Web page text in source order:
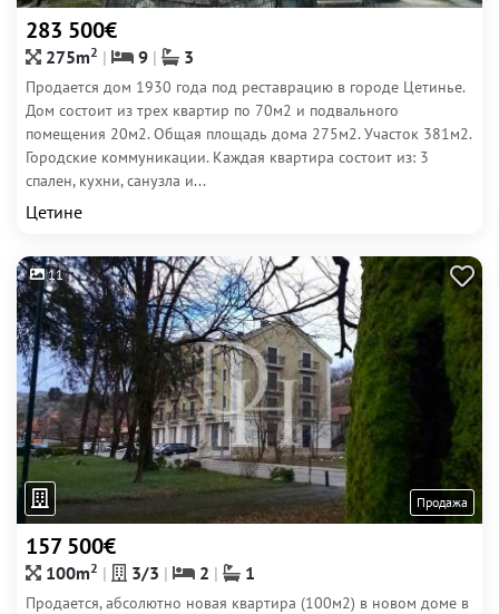
283 500€
275m2 9 3
Продается дом 1930 года под реставрацию в городе Цетинье.
Дом состоит из трех квартир по 70м2 и подвального
помещения 20м2. Общая площадь дома 275м2. Участок 381м2.
Городские коммуникации. Каждая квартира состоит из: 3
спален, кухни, санузла и...
Цетине
11
Продажа
157 500€
100m2 3/3 2 1
Продается, абсолютно новая квартира (100м2) в новом доме в